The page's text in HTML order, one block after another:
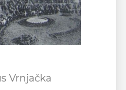
Vrnjačka